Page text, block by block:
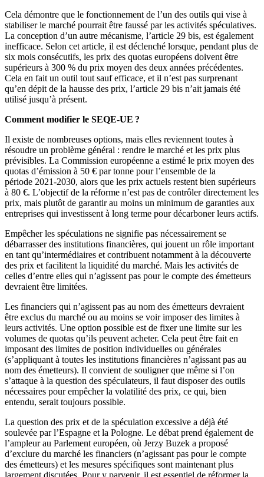
Cela démontre que le fonctionnement de l’un des outils qui vise à
stabiliser le marché pourrait être faussé par les activités spéculatives.
La conception d’un autre mécanisme, l’article 29 bis, est également
inefficace. Selon cet article, il est déclenché lorsque, pendant plus de
six mois consécutifs, les prix des quotas européens doivent être
supérieurs à 300 % du prix moyen des deux années précédentes.
Cela en fait un outil tout sauf efficace, et il n’est pas surprenant
qu’en dépit de la hausse des prix, l’article 29 bis n’ait jamais été
utilisé jusqu’à présent.
Comment modifier le SEQE-UE ?
Il existe de nombreuses options, mais elles reviennent toutes à
résoudre un problème général : rendre le marché et les prix plus
prévisibles. La Commission européenne a estimé le prix moyen des
quotas d’émission à 50 € par tonne pour l’ensemble de la
période 2021-2030, alors que les prix actuels restent bien supérieurs
à 80 €. L’objectif de la réforme n’est pas de contrôler directement les
prix, mais plutôt de garantir au moins un minimum de garanties aux
entreprises qui investissent à long terme pour décarboner leurs actifs.
Empêcher les spéculations ne signifie pas nécessairement se
débarrasser des institutions financières, qui jouent un rôle important
en tant qu’intermédiaires et contribuent notamment à la découverte
des prix et facilitent la liquidité du marché. Mais les activités de
celles d’entre elles qui n’agissent pas pour le compte des émetteurs
devraient être limitées.
Les financiers qui n’agissent pas au nom des émetteurs devraient
être exclus du marché ou au moins se voir imposer des limites à
leurs activités. Une option possible est de fixer une limite sur les
volumes de quotas qu’ils peuvent acheter. Cela peut être fait en
imposant des limites de position individuelles ou générales
(s’appliquant à toutes les institutions financières n’agissant pas au
nom des émetteurs). Il convient de souligner que même si l’on
s’attaque à la question des spéculateurs, il faut disposer des outils
nécessaires pour empêcher la volatilité des prix, ce qui, bien
entendu, serait toujours possible.
La question des prix et de la spéculation excessive a déjà été
soulevée par l’Espagne et la Pologne. Le débat prend également de
l’ampleur au Parlement européen, où Jerzy Buzek a proposé
d’exclure du marché les financiers (n’agissant pas pour le compte
des émetteurs) et les mesures spécifiques sont maintenant plus
largement discutées. Pour y parvenir, il est essentiel de réformer la